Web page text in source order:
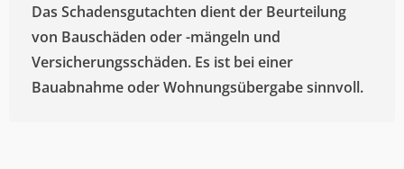
Das Schadensgutachten dient der Beurteilung
von Bauschäden oder -mängeln und
Versicherungsschäden. Es ist bei einer
Bauabnahme oder Wohnungsübergabe sinnvoll.